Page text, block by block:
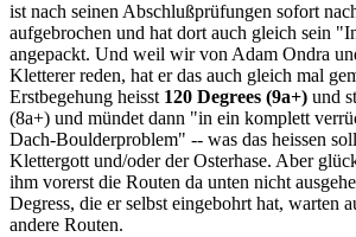
ist nach seinen Abschlußprüfungen sofort
aufgebrochen und hat dort auch gleich sein
angepackt. Und weil wir von Adam Ondra
Kletterer reden, hat er das auch gleich mal
Erstbegehung heisst 120 Degrees (9a+) und
(8a+) und mündet dann "in ein komplett
Dach-Boulderproblem" -- was das heissen
Klettergott und/oder der Osterhase. Aber
ihm vorerst die Routen da unten nicht
Degress, die er selbst eingebohrt hat, warten
andere Routen.